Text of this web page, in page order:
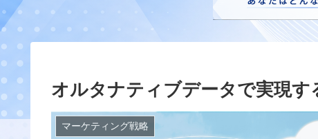
オルタナティブデータで実現
マーケティング戦略